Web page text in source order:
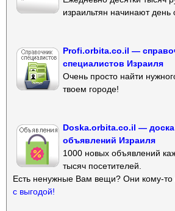
израильтян начинают день
Profi.orbita.co.il —
специалистов Израиля
Очень просто найти
твоем городе!
Doska.orbita.co.il —
объявлений Израиля
1000 новых объявлений
тысяч посетителей.
Есть ненужные Вам вещи? Они кому-то
с выгодой!